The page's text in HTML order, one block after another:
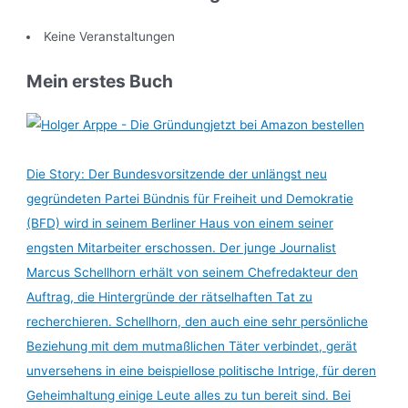
Keine Veranstaltungen
Mein erstes Buch
jetzt bei Amazon bestellen
Die Story: Der Bundesvorsitzende der unlängst neu
gegründeten Partei Bündnis für Freiheit und Demokratie
(BFD) wird in seinem Berliner Haus von einem seiner
engsten Mitarbeiter erschossen. Der junge Journalist
Marcus Schellhorn erhält von seinem Chefredakteur den
Auftrag, die Hintergründe der rätselhaften Tat zu
recherchieren. Schellhorn, den auch eine sehr persönliche
Beziehung mit dem mutmaßlichen Täter verbindet, gerät
unversehens in eine beispiellose politische Intrige, für deren
Geheimhaltung einige Leute alles zu tun bereit sind. Bei